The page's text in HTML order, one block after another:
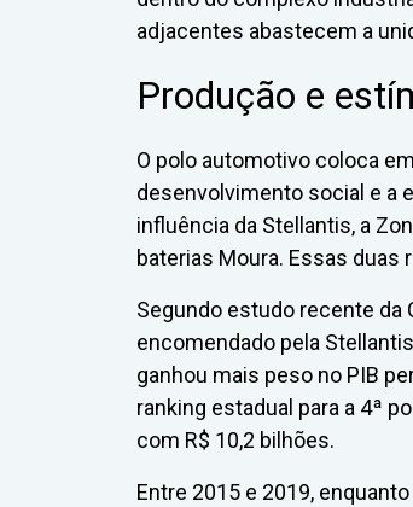
adjacentes abastecem a
Produção e
O polo automotivo coloca
desenvolvimento social e a
influência da Stellantis, a
baterias Moura. Essas duas
Segundo estudo recente da
encomendado pela
ganhou mais peso no PIB
ranking estadual para a 4ª
com R$ 10,2 bilhões.
Entre 2015 e 2019,